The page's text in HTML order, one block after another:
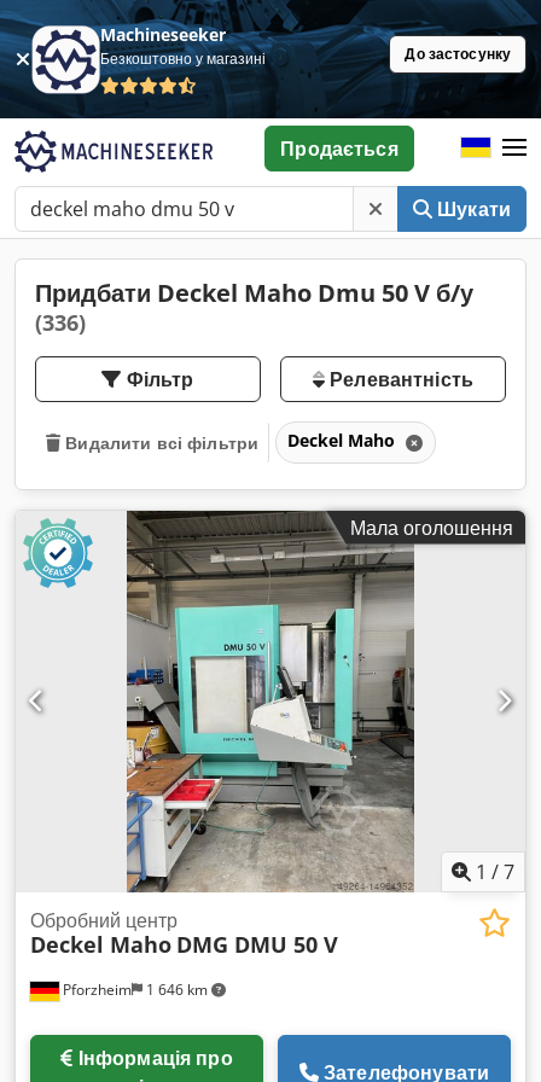
Machineseeker
Безкоштовно у магазині До застосунку
Шукати
Продається
Придбати Deckel Maho Dmu 50 V б/у
(336)
Фільтр Релевантність
Видалити всі фільтри Deckel Maho
Мала оголошення
1 /7
Pforzheim 1 646 km
Обробний центр
Deckel Maho DMG DMU 50 V
Зателефонувати